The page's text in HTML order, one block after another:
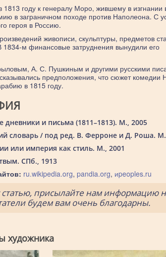
1813 году к генералу Моро, жившему в изгнании
в заграничном походе против Наполеона. С
героя в Россию.
живописи, скульптуры, предметов
1834-м финансовые затруднения вынудили его
А. С. Пушкиным и другими русскими
предположения, что сюжет комедии
в 1815 году.
и письма (1811–1813). М., 2005
словарь / под ред. В. Ферроне и Д. Роша.
или империя как стиль. М., 2001
СПб., 1913
ru.wikipedia.org, pandia.org, иpeoples.ru
присылайте нам информацию
будем вам очень благодарны.
художника